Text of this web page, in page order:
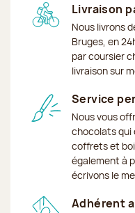
Livraison
Nous livrons
Bruges, en
par coursier
livraison sur
Service
Nous vous
chocolats qui
coffrets et
également à
écrivons le
Adhérent